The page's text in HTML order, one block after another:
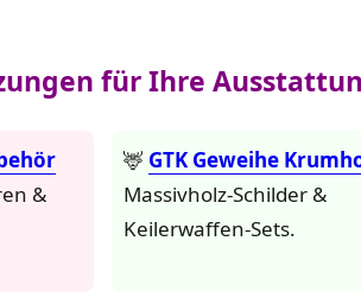
für Ihre
&
🦌 GTK Geweihe
Massivholz-Schilder &
Keilerwaffen-Sets.